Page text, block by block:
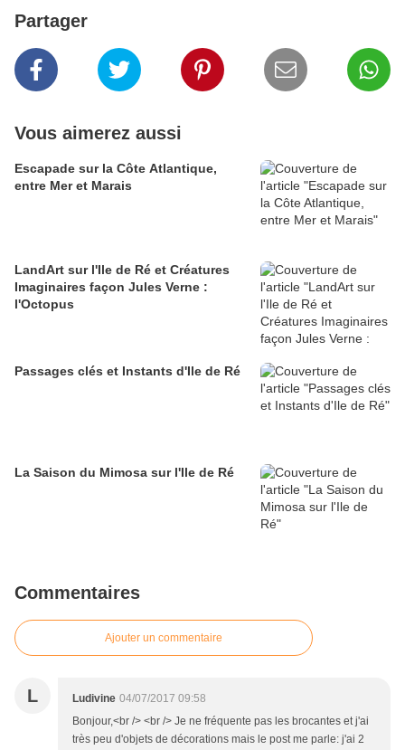
Partager
Vous aimerez aussi
Escapade sur la Côte Atlantique,
entre Mer et Marais
LandArt sur l'Ile de Ré et Créatures
Imaginaires façon Jules Verne :
l'Octopus
Passages clés et Instants d'Ile de Ré
La Saison du Mimosa sur l'Ile de Ré
Commentaires
Ajouter un commentaire
L Ludivine 04/07/2017 09:58
Bonjour,<br /> <br /> Je ne fréquente pas les brocantes et j'ai
très peu d'objets de décorations mais le post me parle: j'ai 2